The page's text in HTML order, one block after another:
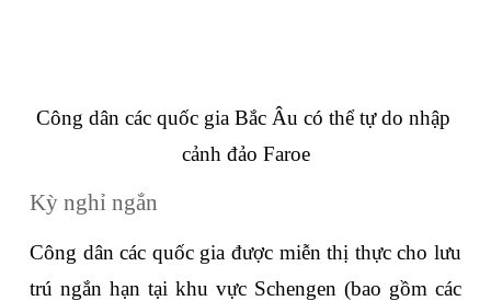
Công dân các quốc gia Bắc Âu có thể tự do nhập
cảnh đảo Faroe
Kỳ nghỉ ngắn
Công dân các quốc gia được miễn thị thực cho lưu
trú ngắn hạn tại khu vực Schengen (bao gồm các